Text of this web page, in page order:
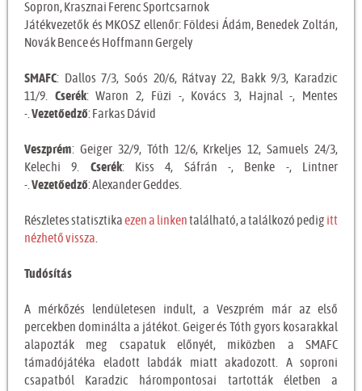
Sopron, Krasznai Ferenc Sportcsarnok
Játékvezetők és MKOSZ ellenőr: Földesi Ádám, Benedek Zoltán,
Novák Bence és Hoffmann Gergely
SMAFC: Dallos 7/3, Soós 20/6, Rátvay 22, Bakk 9/3, Karadzic
11/9. Cserék: Waron 2, Füzi -, Kovács 3, Hajnal -, Mentes
-. Vezetőedző: Farkas Dávid
Veszprém: Geiger 32/9, Tóth 12/6, Krkeljes 12, Samuels 24/3,
Kelechi 9. Cserék: Kiss 4, Sáfrán -, Benke -, Lintner
-. Vezetőedző: Alexander Geddes.
Részletes statisztikaezen a linkentalálható, a találkozó pedig itt
nézhető vissza
Tudósítás
A mérkőzés lendületesen indult, a Veszprém már az első
percekben dominálta a játékot. Geiger és Tóth gyors kosarakkal
alapozták meg csapatuk előnyét, miközben a SMAFC
támadójátéka eladott labdák miatt akadozott. A soproni
csapatból Karadzic hárompontosai tartották életben a